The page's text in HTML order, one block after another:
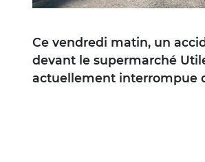
Ce vendredi matin, un
devant le supermarché
actuellement interrompue